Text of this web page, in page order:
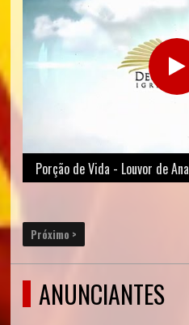
Porção de Vida - Louvor de Ana
Próximo >
ANUNCIANTES